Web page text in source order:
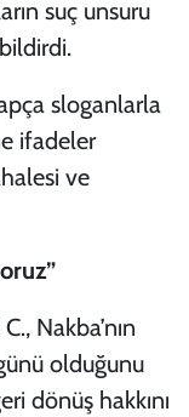
suç unsuru
sloganlarla
ifadeler
ve
Nakba’nın
olduğunu
dönüş hakkını